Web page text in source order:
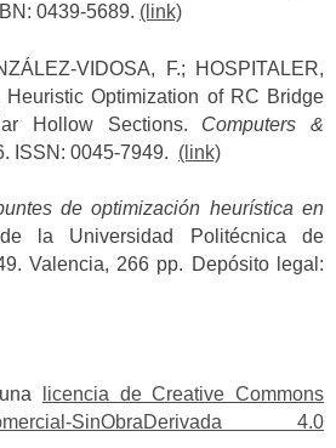
0439-5689. (link)
VIDOSA, F.; HOSPITALER,
Optimization of RC Bridge
Hollow Sections. Computers &
ISSN: 0045-7949. (link)
de optimización heurística en
la Universidad Politécnica de
Valencia, 266 pp. Depósito legal:
licencia de Creative Commons
SinObraDerivada 4.0